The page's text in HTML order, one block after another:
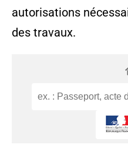
autorisations
des travaux.